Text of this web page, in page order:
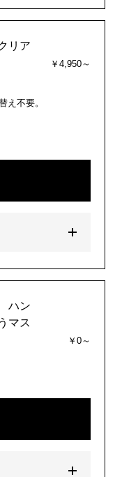
リア
￥4,950～
え不要。
ハン
マス
￥0～